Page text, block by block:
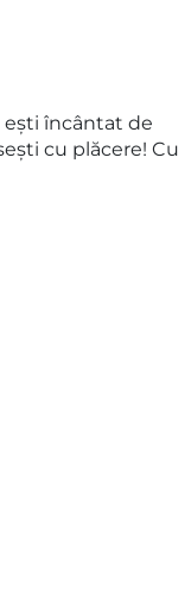
ești încântat de
cu plăcere! Cu